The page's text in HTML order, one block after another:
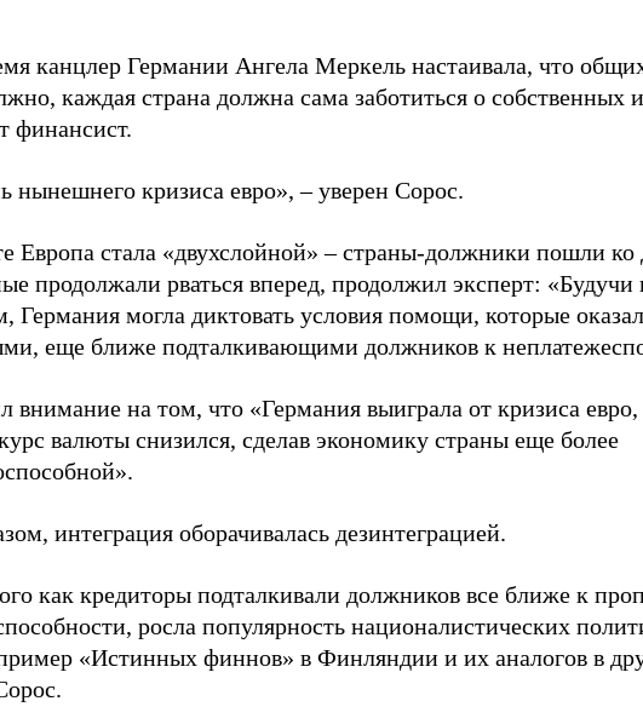
канцлер Германии Ангела Меркель настаивала, что
каждая страна должна сама заботиться о собственных
финансист.
нынешнего кризиса евро», – уверен Сорос.
Европа стала «двухслойной» – страны-должники пошли ко
продолжали рваться вперед, продолжил эксперт:
Германия могла диктовать условия помощи, которые
еще ближе подталкивающими должников к
внимание на том, что «Германия выиграла от кризиса евро,
валюты снизился, сделав экономику страны еще более
интеграция оборачивалась дезинтеграцией.
как кредиторы подталкивали должников все ближе к
росла популярность националистических
«Истинных финнов» в Финляндии и их аналогов в